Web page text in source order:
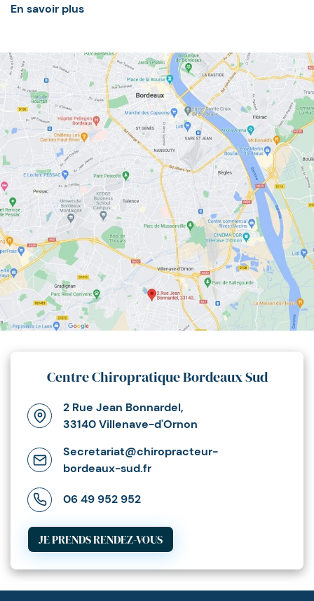
En savoir plus
Centre Chiropratique Bordeaux Sud
2 Rue Jean Bonnardel,
33140 Villenave-d'Ornon
Secretariat@chiropracteur-
bordeaux-sud.fr
06 49 952 952
JE PRENDS RENDEZ-VOUS